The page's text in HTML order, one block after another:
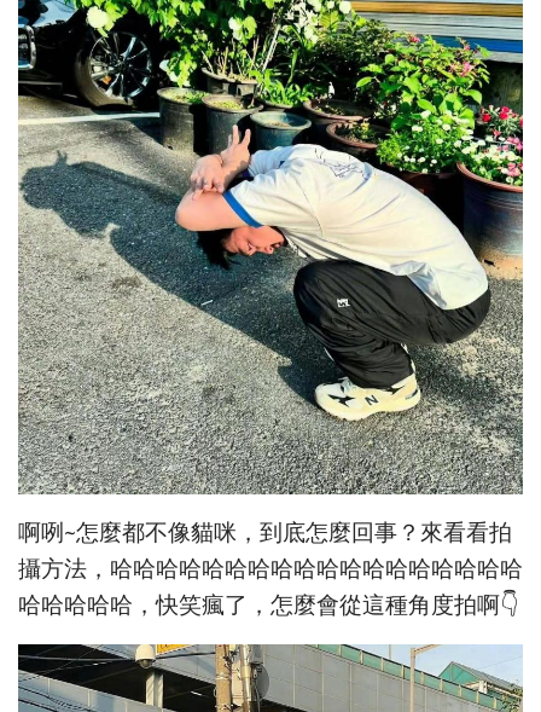
啊咧~怎麼都不像貓咪，到底怎麼回事？來看看拍
攝方法，哈哈哈哈哈哈哈哈哈哈哈哈哈哈哈哈哈哈
哈哈哈哈哈，快笑瘋了，怎麼會從這種角度拍啊👇